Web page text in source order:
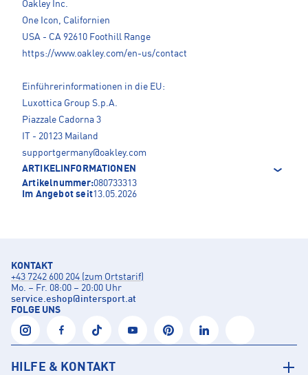
Oakley Inc.
One Icon, Californien
USA - CA 92610 Foothill Range
https://www.oakley.com/en-us/contact
Einführerinformationen in die EU:
Luxottica Group S.p.A.
Piazzale Cadorna 3
IT - 20123 Mailand
supportgermany@oakley.com
ARTIKELINFORMATIONEN
Artikelnummer:080733313
Im Angebot seit13.05.2026
KONTAKT
+43 7242 600 204 (zum Ortstarif)
Mo. – Fr. 08:00 – 20:00 Uhr
service.eshop@intersport.at
FOLGE UNS
HILFE & KONTAKT